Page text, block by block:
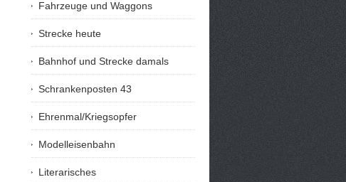
Fahrzeuge und Waggons
Strecke heute
Bahnhof und Strecke damals
Schrankenposten 43
Ehrenmal/Kriegsopfer
Modelleisenbahn
Literarisches